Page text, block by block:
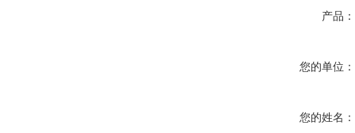
产品：
您的单位：
您的姓名：